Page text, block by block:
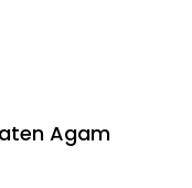
Agam